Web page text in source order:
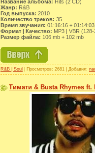
Название альбома: Hits (2 CD)
Жанр: R&B
Год выпуска: 2010
Количество треков: 35
Время звучания: 01:16:16 + 01:14:03
Формат | Качество: МP3 | VBR
Размер файла: 106 mb + 102 mb
R&B | Soul | Просмотров: 2681 | Добавил:
Тимати & Busta Rhymes ft.